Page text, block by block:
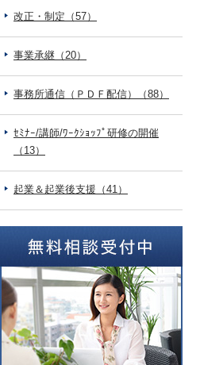
改正・制定（57）
事業承継（20）
事務所通信（ＰＤＦ配信）（88）
ｾﾐﾅｰ/講師/ﾜｰｸｼｮｯﾌﾟ研修の開催
（13）
起業＆起業後支援（41）